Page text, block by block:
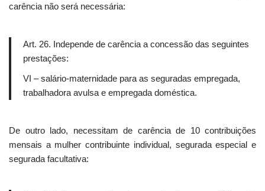
carência não será necessária:
Art. 26. Independe de carência a concessão das seguintes
prestações:
VI – salário-maternidade para as seguradas empregada,
trabalhadora avulsa e empregada doméstica.
De outro lado, necessitam de carência de 10 contribuições
mensais a mulher contribuinte individual, segurada especial e
segurada facultativa: